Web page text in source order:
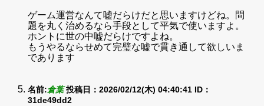
ゲーム運営なんて嘘だらけだと思いますけどね。問
題を丸く治めるなら手段として平気で使いますよ。
ホントに世の中嘘だらけですよね。
もうやるならせめて完璧な嘘で貫き通して欲しいま
であります
名前:倉葉 投稿日：2026/02/12(木) 04:40:41 ID：
31de49dd2